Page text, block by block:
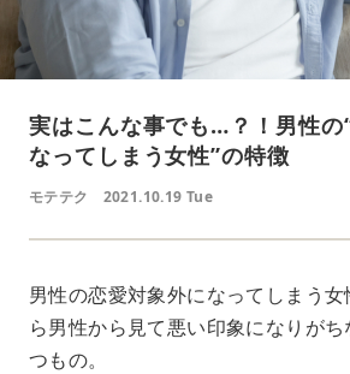
実はこんな事でも…？！男性の
なってしまう女性”の特徴
モテテク 2021.10.19 Tue
男性の恋愛対象外になってしまう
ら男性から見て悪い印象になりが
つもの。